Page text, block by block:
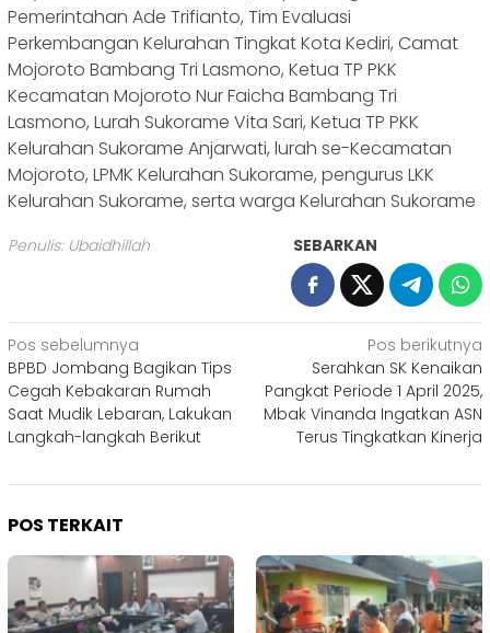
Pemerintahan Ade Trifianto, Tim Evaluasi
Perkembangan Kelurahan Tingkat Kota Kediri, Camat
Mojoroto Bambang Tri Lasmono, Ketua TP PKK
Kecamatan Mojoroto Nur Faicha Bambang Tri
Lasmono, Lurah Sukorame Vita Sari, Ketua TP PKK
Kelurahan Sukorame Anjarwati, lurah se-Kecamatan
Mojoroto, LPMK Kelurahan Sukorame, pengurus LKK
Kelurahan Sukorame, serta warga Kelurahan Sukorame
Penulis: Ubaidhillah SEBARKAN
Navigasi
pos
Pos sebelumnya
BPBD Jombang Bagikan Tips
Cegah Kebakaran Rumah
Saat Mudik Lebaran, Lakukan
Langkah-langkah Berikut
Pos berikutnya
Serahkan SK Kenaikan
Pangkat Periode 1 April 2025,
Mbak Vinanda Ingatkan ASN
Terus Tingkatkan Kinerja
POS TERKAIT